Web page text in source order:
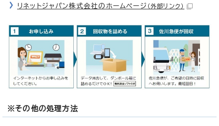
リネットジャパン株式会社のホームページ （外部リンク）
※その他の処理方法